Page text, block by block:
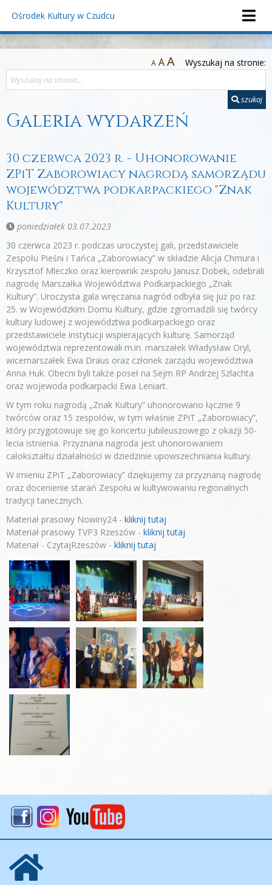
Ośrodek Kultury w Czudcu
A AA Wyszukaj na stronie:
szukaj
Galeria wydarzeń
30 czerwca 2023 r. - Uhonorowanie
ZPiT Zaborowiacy nagrodą samorządu
województwa podkarpackiego "Znak
Kultury"
poniedziałek 03.07.2023
30 czerwca 2023 r. podczas uroczystej gali, przedstawiciele
Zespołu Pieśni i Tańca „Zaborowiacy” w składzie Alicja Chmura i
Krzysztof Mleczko oraz kierownik zespołu Janusz Dobek, odebrali
nagrodę Marszałka Województwa Podkarpackiego „Znak
Kultury”. Uroczysta gala wręczania nagród odbyła się już po raz
25. w Wojewódzkim Domu Kultury, gdzie zgromadzili się twórcy
kultury ludowej z województwa podkarpackiego oraz
przedstawiciele instytucji wspierających kulturę. Samorząd
województwa reprezentowali m.in. marszałek Władysław Oryl,
wicemarszałek Ewa Draus oraz członek zarządu województwa
Anna Huk. Obecni byli także poseł na Sejm RP Andrzej Szlachta
oraz wojewoda podkarpacki Ewa Leniart.
W tym roku nagrodą „Znak Kultury” uhonorowano łącznie 9
twórców oraz 15 zespołów, w tym właśnie ZPiT „Zaborowiacy”,
który przygotowuje się go koncertu jubileuszowego z okazji 50-
lecia istnienia. Przyznana nagroda jest uhonorowaniem
całokształtu działalności w dziedzinie upowszechniania kultury.
W imieniu ZPiT „Zaborowiacy” dziękujemy za przyznaną nagrodę
oraz docenienie starań Zespołu w kultywowaniu regionalnych
tradycji tanecznych.
Materiał prasowy Nowiny24 - kliknij tutaj
Materiał prasowy TVP3 Rzeszów - kliknij tutaj
Materiał - CzytajRzeszów - kliknij tutaj